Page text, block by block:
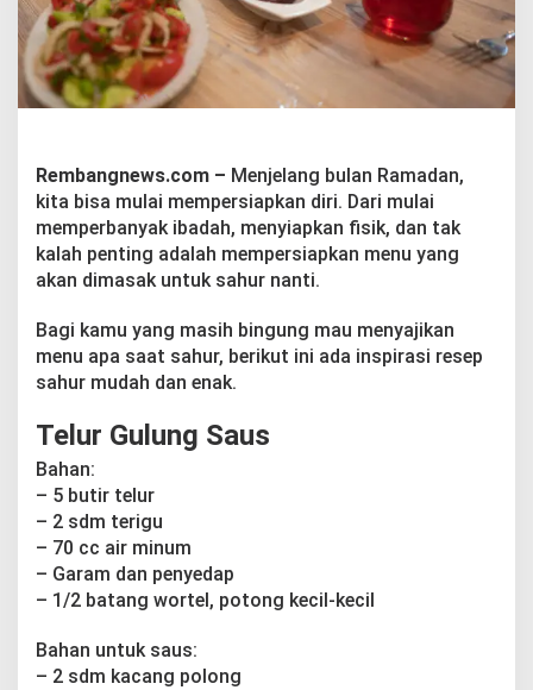
n
a
Rembangnews.com – Menjelang bulan Ramadan,
kita bisa mulai mempersiapkan diri. Dari mulai
memperbanyak ibadah, menyiapkan fisik, dan tak
kalah penting adalah mempersiapkan menu yang
akan dimasak untuk sahur nanti.
Bagi kamu yang masih bingung mau menyajikan
menu apa saat sahur, berikut ini ada inspirasi resep
sahur mudah dan enak.
Telur Gulung Saus
Bahan:
– 5 butir telur
– 2 sdm terigu
– 70 cc air minum
– Garam dan penyedap
– 1/2 batang wortel, potong kecil-kecil
Bahan untuk saus:
– 2 sdm kacang polong